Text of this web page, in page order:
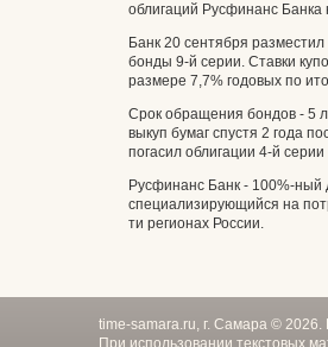
облигаций Русфинанс
Банк 20 сентября
бонды 9-й серии. Ставки
размере 7,7% годовых по
Срок обращения бондов - 5
выкуп бумаг спустя 2 года
погасил облигации 4-й
Русфинанс Банк - 100%-ный
специализирующийся на
ти регионах России.
time-samara.ru, г. Самара ©
При использовании текстовых